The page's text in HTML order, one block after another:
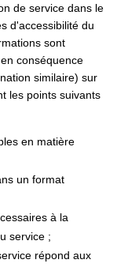
de service dans le
d'accessibilité du
sont
conséquence
similaire) sur
les points suivants
en matière
un format
à la
service ;
répond aux